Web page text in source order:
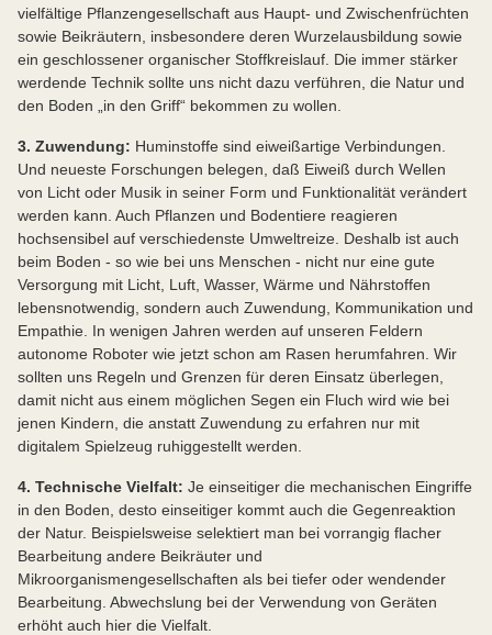
vielfältige Pflanzengesellschaft aus Haupt- und Zwischenfrüchten
sowie Beikräutern, insbesondere deren Wurzelausbildung sowie
ein geschlossener organischer Stoffkreislauf. Die immer stärker
werdende Technik sollte uns nicht dazu verführen, die Natur und
den Boden „in den Griff“ bekommen zu wollen.
3. Zuwendung: Huminstoffe sind eiweißartige Verbindungen.
Und neueste Forschungen belegen, daß Eiweiß durch Wellen
von Licht oder Musik in seiner Form und Funktionalität verändert
werden kann. Auch Pflanzen und Bodentiere reagieren
hochsensibel auf verschiedenste Umweltreize. Deshalb ist auch
beim Boden - so wie bei uns Menschen - nicht nur eine gute
Versorgung mit Licht, Luft, Wasser, Wärme und Nährstoffen
lebensnotwendig, sondern auch Zuwendung, Kommunikation und
Empathie. In wenigen Jahren werden auf unseren Feldern
autonome Roboter wie jetzt schon am Rasen herumfahren. Wir
sollten uns Regeln und Grenzen für deren Einsatz überlegen,
damit nicht aus einem möglichen Segen ein Fluch wird wie bei
jenen Kindern, die anstatt Zuwendung zu erfahren nur mit
digitalem Spielzeug ruhiggestellt werden.
4. Technische Vielfalt: Je einseitiger die mechanischen Eingriffe
in den Boden, desto einseitiger kommt auch die Gegenreaktion
der Natur. Beispielsweise selektiert man bei vorrangig flacher
Bearbeitung andere Beikräuter und
Mikroorganismengesellschaften als bei tiefer oder wendender
Bearbeitung. Abwechslung bei der Verwendung von Geräten
erhöht auch hier die Vielfalt.